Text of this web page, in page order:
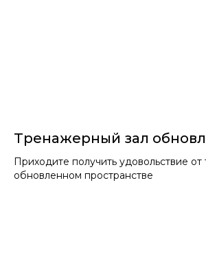
Тренажерный зал
Приходите получить удовольствие от
обновленном пространстве